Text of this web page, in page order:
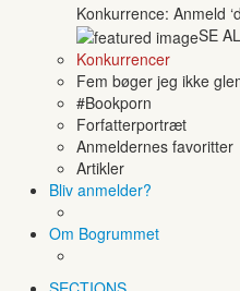
Konkurrence: Anmeld
SE
Konkurrencer
Fem bøger jeg ikke
#Bookporn
Forfatterportræt
Anmeldernes favoritter
Artikler
Bliv anmelder?
Om Bogrummet